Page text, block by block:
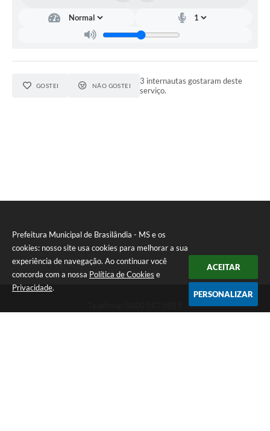
Prefeitura Municipal de Brasilândia - MS e os
cookies: nosso site usa cookies para melhorar a sua
experiência de navegação. Ao continuar você
concorda com a nossa Política de Cookies e
Privacidade.
ACEITAR
PERSONALIZAR
GOSTEI NÃO GOSTEI
3 internautas gostaram deste
serviço.